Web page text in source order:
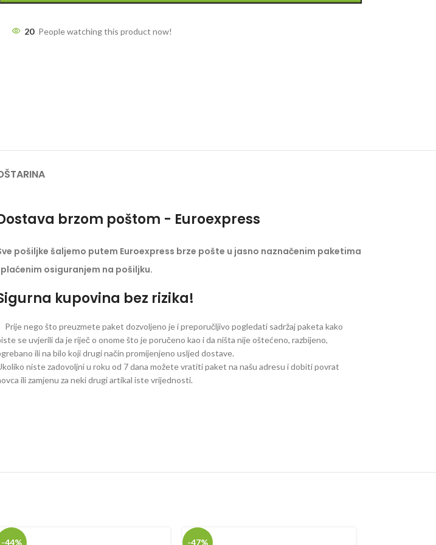
20 People watching this product now!
brzom poštom - Euroexpress
pošiljke šaljemo putem Euroexpress brze pošte u jasno naznačenim paketima
plaćenim osiguranjem na pošiljku.
kupovina bez rizika!
Prije nego što preuzmete paket dozvoljeno je i preporučljivo pogledati sadržaj paketa kako
se uvjerili da je riječ o onome što je poručeno kao i da ništa nije oštećeno, razbijeno,
ili na bilo koji drugi način promijenjeno usljed dostave.
niste zadovoljni u roku od 7 dana možete vratiti paket na našu adresu i dobiti povrat
ili zamjenu za neki drugi artikal iste vrijednosti.
-44% -47%